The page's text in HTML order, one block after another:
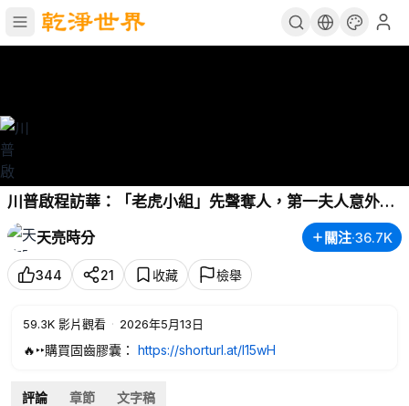
川普啟程訪華：「老虎小組」先聲奪人，第一夫人意外缺
席！（
#天亮時分 #天亮
論政​#方偉時間
天亮時分 關注·36.7K
344 21 收藏 檢舉
59.3K 影片觀看 · 2026年5月13日
🔥‣‣購買固齒膠囊： https://shorturl.at/I15wH
評論 章節 文字稿